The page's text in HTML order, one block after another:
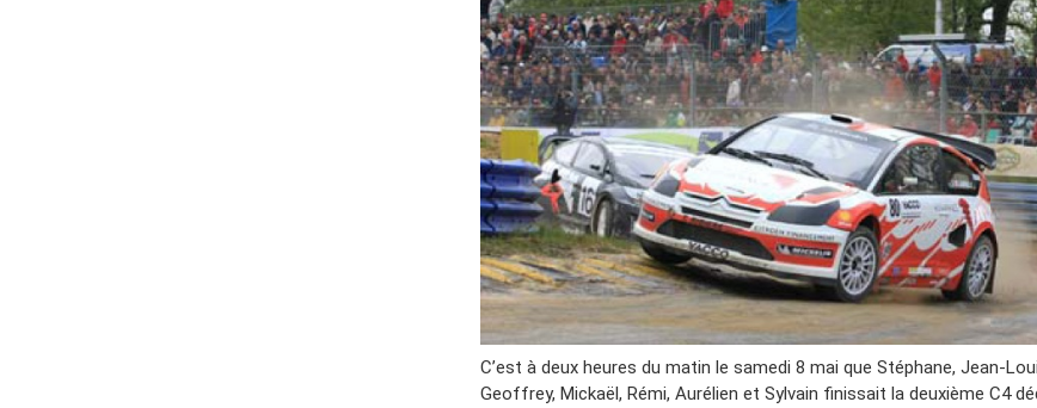
C’est à deux heures du matin le samedi 8 mai que Stéphane, Jean-
Geoffrey, Mickaël, Rémi, Aurélien et Sylvain finissait la deuxième C4